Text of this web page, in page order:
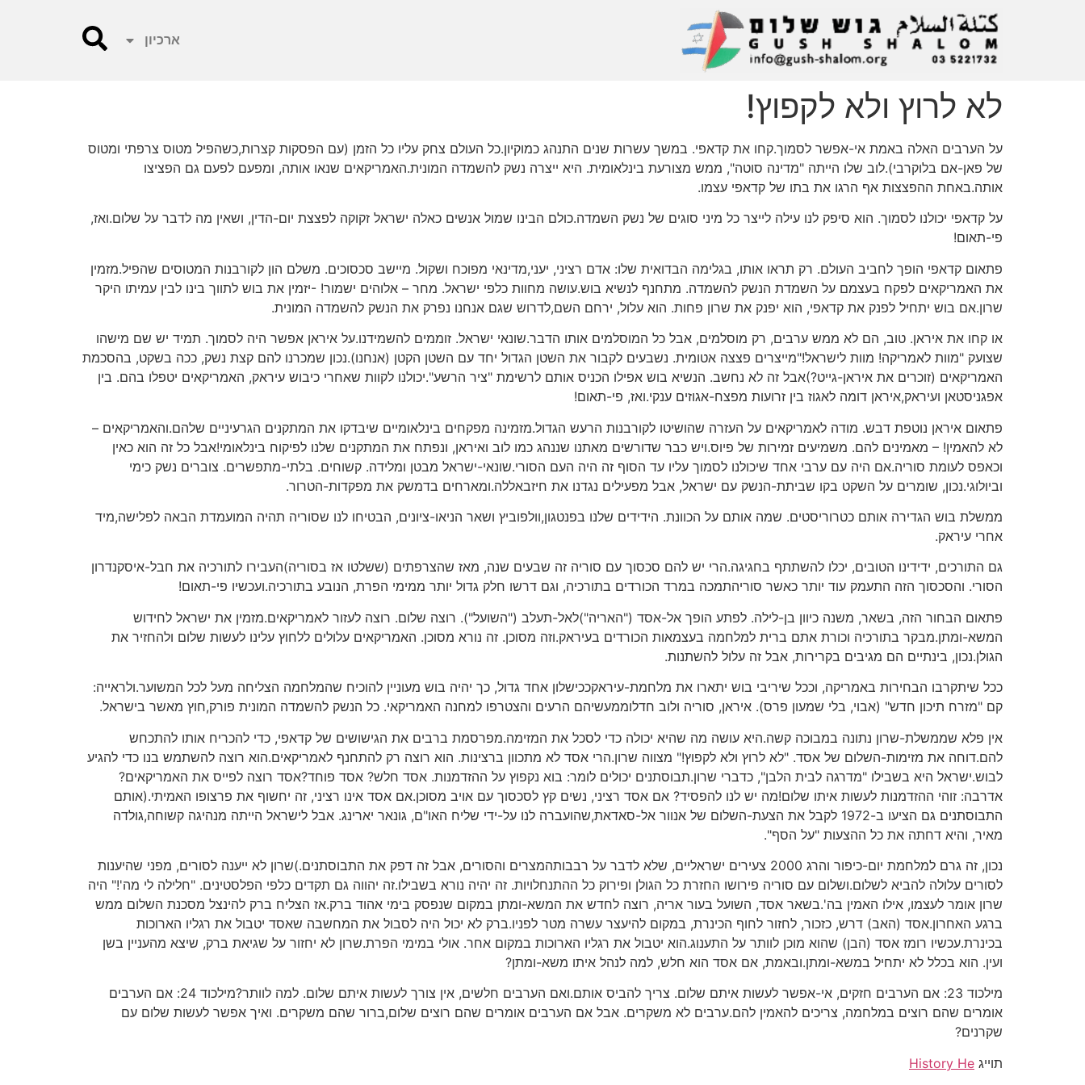
ארכיון
לא לרוץ ולא לקפוץ!
על הערבים האלה באמת אי-אפשר לסמוך.קחו את קדאפי. במשך עשרות שנים התנהג כמוקיון.כל העולם צחק עליו כל הזמן (עם הפסקות קצרות,כשהפיל מטוס צרפתי ומטוס
של פאן-אם בלוקרבי).לוב שלו הייתה "מדינה סוטה", ממש מצורעת בינלאומית. היא ייצרה נשק להשמדה המונית.האמריקאים שנאו אותה, ומפעם לפעם גם הפציצו
אותה.באחת ההפצצות אף הרגו את בתו של קדאפי עצמו.
על קדאפי יכולנו לסמוך. הוא סיפק לנו עילה לייצר כל מיני סוגים של נשק השמדה.כולם הבינו שמול אנשים כאלה ישראל זקוקה לפצצת יום-הדין, ושאין מה לדבר על שלום.ואז,
פי-תאום!
פתאום קדאפי הופך לחביב העולם. רק תראו אותו, בגלימה הבדואית שלו: אדם רציני, יעני,מדינאי מפוכח ושקול. מיישב סכסוכים. משלם הון לקורבנות המטוסים שהפיל.מזמין
את האמריקאים לפקח בעצמם על השמדת הנשק להשמדה. מתחנף לנשיא בוש.עושה מחוות כלפי ישראל. מחר – אלוהים ישמור! -יזמין את בוש לתווך בינו לבין עמיתו היקר
שרון.אם בוש יתחיל לפנק את קדאפי, הוא יפנק את שרון פחות. הוא עלול, ירחם השם,לדרוש שגם אנחנו נפרק את הנשק להשמדה המונית.
או קחו את איראן. טוב, הם לא ממש ערבים, רק מוסלמים, אבל כל המוסלמים אותו הדבר.שונאי ישראל. זוממים להשמידנו.על איראן אפשר היה לסמוך. תמיד יש שם מישהו
שצועק "מוות לאמריקה! מוות לישראל!"מייצרים פצצה אטומית. נשבעים לקבור את השטן הגדול יחד עם השטן הקטן (אנחנו).נכון שמכרנו להם קצת נשק, ככה בשקט, בהסכמת
האמריקאים (זוכרים את איראן-גייט?)אבל זה לא נחשב. הנשיא בוש אפילו הכניס אותם לרשימת "ציר הרשע".יכולנו לקוות שאחרי כיבוש עיראק, האמריקאים יטפלו בהם. בין
אפגניסטאן ועיראק,איראן דומה לאגוז בין זרועות מפצח-אגוזים ענקי.ואז, פי-תאום!
פתאום איראן נוטפת דבש. מודה לאמריקאים על העזרה שהושיטו לקורבנות הרעש הגדול.מזמינה מפקחים בינלאומיים שיבדקו את המתקנים הגרעיניים שלהם.והאמריקאים –
לא להאמין! – מאמינים להם. משמיעים זמירות של פיוס.ויש כבר שדורשים מאתנו שננהג כמו לוב ואיראן, ונפתח את המתקנים שלנו לפיקוח בינלאומי!אבל כל זה הוא כאין
וכאפס לעומת סוריה.אם היה עם ערבי אחד שיכולנו לסמוך עליו עד הסוף זה היה העם הסורי.שונאי-ישראל מבטן ומלידה. קשוחים. בלתי-מתפשרים. צוברים נשק כימי
וביולוגי.נכון, שומרים על השקט בקו שביתת-הנשק עם ישראל, אבל מפעילים נגדנו את חיזבאללה.ומארחים בדמשק את מפקדות-הטרור.
ממשלת בוש הגדירה אותם כטרוריסטים. שמה אותם על הכוונת. הידידים שלנו בפנטגון,וולפוביץ ושאר הניאו-ציונים, הבטיחו לנו שסוריה תהיה המועמדת הבאה לפלישה,מיד
אחרי עיראק.
גם התורכים, ידידינו הטובים, יכלו להשתתף בחגיגה.הרי יש להם סכסוך עם סוריה זה שבעים שנה, מאז שהצרפתים (ששלטו אז בסוריה)העבירו לתורכיה את חבל-איסקנדרון
הסורי. והסכסוך הזה התעמק עוד יותר כאשר סוריהתמכה במרד הכורדים בתורכיה, וגם דרשו חלק גדול יותר ממימי הפרת, הנובע בתורכיה.ועכשיו פי-תאום!
פתאום הבחור הזה, בשאר, משנה כיוון בן-לילה. לפתע הופך אל-אסד ("האריה")לאל-תעלב ("השועל"). רוצה שלום. רוצה לעזור לאמריקאים.מזמין את ישראל לחידוש
המשא-ומתן.מבקר בתורכיה וכורת אתם ברית למלחמה בעצמאות הכורדים בעיראק.וזה מסוכן. זה נורא מסוכן. האמריקאים עלולים ללחוץ עלינו לעשות שלום ולהחזיר את
הגולן.נכון, בינתיים הם מגיבים בקרירות, אבל זה עלול להשתנות.
ככל שיתקרבו הבחירות באמריקה, וככל שיריבי בוש יתארו את מלחמת-עיראקככישלון אחד גדול, כך יהיה בוש מעוניין להוכיח שהמלחמה הצליחה מעל לכל המשוער.ולראייה:
קם "מזרח תיכון חדש" (אבוי, בלי שמעון פרס). איראן, סוריה ולוב חדלוממעשיהם הרעים והצטרפו למחנה האמריקאי. כל הנשק להשמדה המונית פורק,חוץ מאשר בישראל.
אין פלא שממשלת-שרון נתונה במבוכה קשה.היא עושה מה שהיא יכולה כדי לסכל את המזימה.מפרסמת ברבים את הגישושים של קדאפי, כדי להכריח אותו להתכחש
להם.דוחה את מזימות-השלום של אסד. "לא לרוץ ולא לקפוץ!" מצווה שרון.הרי אסד לא מתכוון ברצינות. הוא רוצה רק להתחנף לאמריקאים.הוא רוצה להשתמש בנו כדי להגיע
לבוש.ישראל היא בשבילו "מדרגה לבית הלבן", כדברי שרון.תבוסתנים יכולים לומר: בוא נקפוץ על ההזדמנות. אסד חלש? אסד פוחד?אסד רוצה לפייס את האמריקאים?
אדרבה: זוהי ההזדמנות לעשות איתו שלום!מה יש לנו להפסיד? אם אסד רציני, נשים קץ לסכסוך עם אויב מסוכן.אם אסד אינו רציני, זה יחשוף את פרצופו האמיתי.(אותם
התבוסתנים גם הציעו ב-1972 לקבל את הצעת-השלום של אנוור אל-סאדאת,שהועברה לנו על-ידי שליח האו"ם, גונאר יארינג. אבל לישראל הייתה מנהיגה קשוחה,גולדה
מאיר, והיא דחתה את כל ההצעות "על הסף".
נכון, זה גרם למלחמת יום-כיפור והרג 2000 צעירים ישראליים, שלא לדבר על רבבותהמצרים והסורים, אבל זה דפק את התבוסתנים.)שרון לא ייענה לסורים, מפני שהיענות
לסורים עלולה להביא לשלום.ושלום עם סוריה פירושו החזרת כל הגולן ופירוק כל ההתנחלויות. זה יהיה נורא בשבילו.זה יהווה גם תקדים כלפי הפלסטינים. "חלילה לי מה'!" היה
שרון אומר לעצמו, אילו האמין בה'.בשאר אסד, השועל בעור אריה, רוצה לחדש את המשא-ומתן במקום שנפסק בימי אהוד ברק.אז הצליח ברק להינצל מסכנת השלום ממש
ברגע האחרון.אסד (האב) דרש, כזכור, לחזור לחוף הכינרת, במקום להיעצר עשרה מטר לפניו.ברק לא יכול היה לסבול את המחשבה שאסד יטבול את רגליו הארוכות
בכינרת.עכשיו רומז אסד (הבן) שהוא מוכן לוותר על התענוג.הוא יטבול את רגליו הארוכות במקום אחר. אולי במימי הפרת.שרון לא יחזור על שגיאת ברק, שיצא מהעניין בשן
ועין. הוא בכלל לא יתחיל במשא-ומתן.ובאמת, אם אסד הוא חלש, למה לנהל איתו משא-ומתן?
מילכוד 23: אם הערבים חזקים, אי-אפשר לעשות איתם שלום. צריך להביס אותם.ואם הערבים חלשים, אין צורך לעשות איתם שלום. למה לוותר?מילכוד 24: אם הערבים
אומרים שהם רוצים במלחמה, צריכים להאמין להם.ערבים לא משקרים. אבל אם הערבים אומרים שהם רוצים שלום,ברור שהם משקרים. ואיך אפשר לעשות שלום עם
שקרנים?
תוייג History He